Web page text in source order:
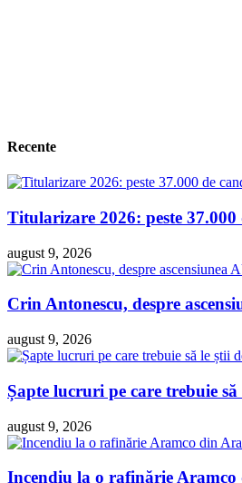
Recente
Titularizare 2026: peste
august 9, 2026
Crin Antonescu, despre
august 9, 2026
Șapte lucruri pe care trebuie
august 9, 2026
Incendiu la o rafinărie